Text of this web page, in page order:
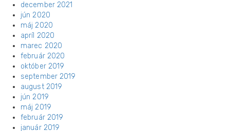
december 2021
jún 2020
máj 2020
apríl 2020
marec 2020
február 2020
október 2019
september 2019
august 2019
jún 2019
máj 2019
február 2019
január 2019